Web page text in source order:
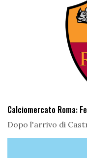
Calciomercato Roma:
Dopo l'arrivo di